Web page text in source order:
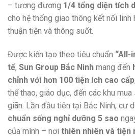
– tương đương 1/4 tổng diện tích
cho hệ thống giao thông kết nối
thuận tiện và thông suốt.
Được kiến tạo theo tiêu chuẩn “All-
tế, Sun Group Bắc Ninh mang đến
chỉnh với hơn 100 tiện ích cao cấp
thể thao, giáo dục, đến các khu
giãn. Lần đầu tiên tại Bắc Ninh, cư
chuẩn sống nghỉ dưỡng 5 sao
của mình – nơi thiên nhiên và tiện